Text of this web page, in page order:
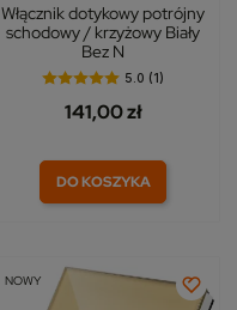
Włącznik dotykowy potrójny
schodowy / krzyżowy Biały
Bez N
5.0 (1)
141,00 zł
DO KOSZYKA
NOWY